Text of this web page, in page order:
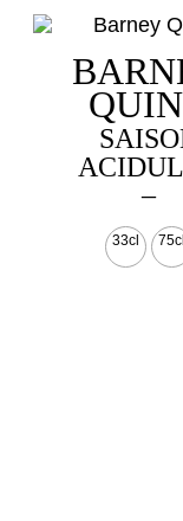
–
de
Ce
33cl 75cl